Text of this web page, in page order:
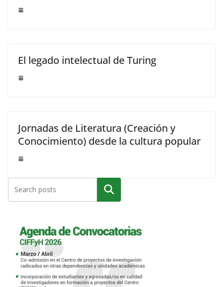
El legado intelectual de Turing
Jornadas de Literatura (Creación y
Conocimiento) desde la cultura popular
Buscar